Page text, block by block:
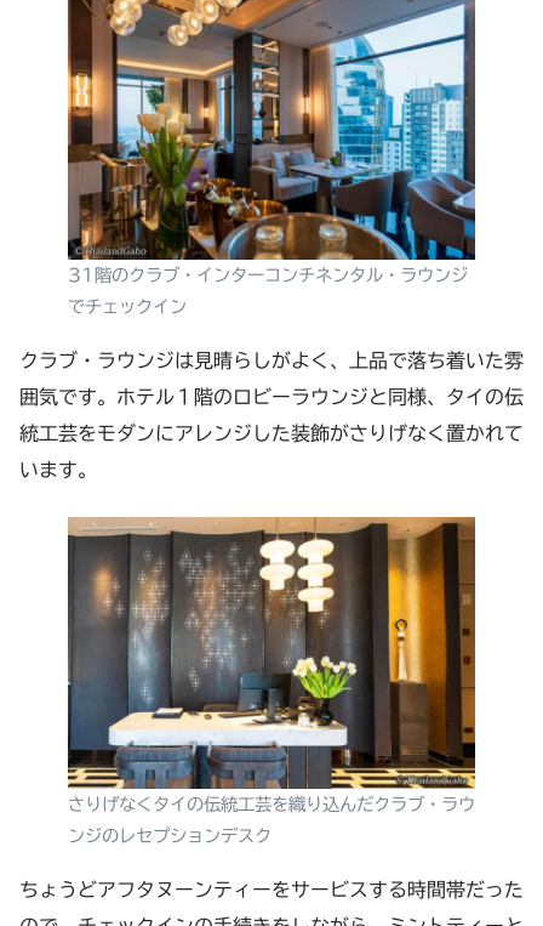
31階のクラブ・インターコンチネンタル・ラウンジ
でチェックイン
クラブ・ラウンジは見晴らしがよく、上品で落ち着いた雰
囲気です。ホテル１階のロビーラウンジと同様、タイの伝
統工芸をモダンにアレンジした装飾がさりげなく置かれて
います。
さりげなくタイの伝統工芸を織り込んだクラブ・ラウ
ンジのレセプションデスク
ちょうどアフタヌーンティーをサービスする時間帯だった